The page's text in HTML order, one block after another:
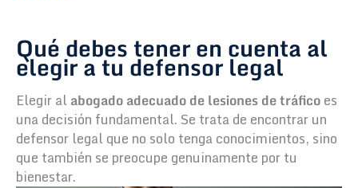
Qué debes tener en cuenta al
elegir a tu defensor legal
Elegir alabogado adecuado de lesiones de tráficoes
una decisión fundamental. Se trata de encontrar un
defensor legal que no solo tenga conocimientos, sino
que también se preocupe genuinamente por tu
bienestar.